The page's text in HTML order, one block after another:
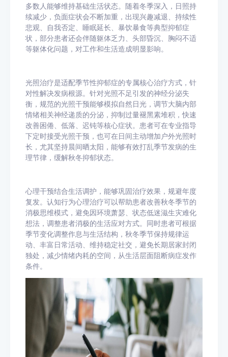
多数人能够维持基础生活状态。随着冬季深入，日照持
续减少，负面症状会不断加重，出现兴趣减退、持续性
悲观、自我否定、睡眠延长、暴饮暴食等典型抑郁症
状，部分患者还会伴随躯体乏力、头部昏沉、胸闷不适
等躯体化问题，对工作和生活造成明显影响。
光照治疗是适配季节性抑郁症的专属核心治疗方式，针
对性解决发病根源。针对光照不足引发的神经分泌失
衡，规范的光照干预能够模拟自然日光，调节大脑内部
情绪相关神经递质的分泌，抑制过量褪黑素堆积，快速
改善困倦、低落、迟钝等核心症状。患者可在专业指导
下定时接受光照干预，也可在日间主动增加户外光照时
长，尤其坚持晨间晒太阳，能够有效打乱季节发病的生
理节律，缓解秋冬抑郁状态。
心理干预结合生活调护，能够巩固治疗效果，规避年度
复发。认知行为心理治疗可以帮助患者改善秋冬季节的
消极思维模式，避免因环境萧瑟、状态低迷滋生灾难化
想法，调整患者消极的生活应对方式。同时患者可根据
季节变化调整作息与生活结构，秋冬季节保持规律运
动、丰富日常活动、维持稳定社交，避免长期居家封闭
独处，减少情绪内耗的空间，从生活层面阻断病症发作
条件。